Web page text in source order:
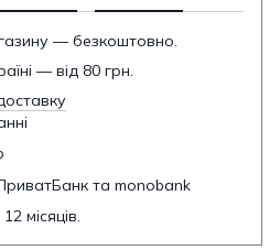
— безкоштовно.
— від 80 грн.
та monobank
місяців.